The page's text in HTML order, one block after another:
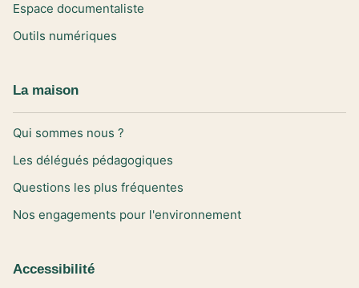
Espace documentaliste
Outils numériques
La maison
Qui sommes nous ?
Les délégués pédagogiques
Questions les plus fréquentes
Nos engagements pour l'environnement
Accessibilité